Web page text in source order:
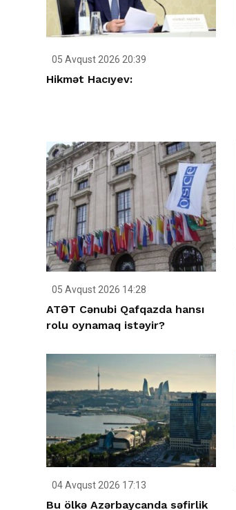
05 Avqust 2026 20:39
Hikmət Hacıyev:
05 Avqust 2026 14:28
ATƏT Cənubi Qafqazda hansı
rolu oynamaq istəyir?
04 Avqust 2026 17:13
Bu ölkə Azərbaycanda səfirlik